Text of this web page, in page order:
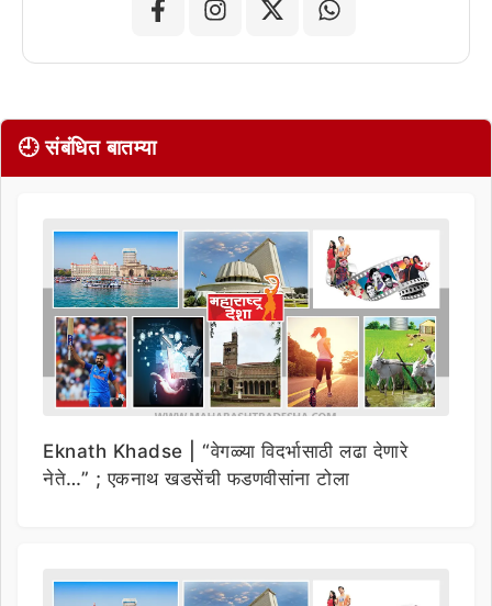
🕘 संबंधित बातम्या
Eknath Khadse | “वेगळ्या विदर्भासाठी लढा देणारे
नेते…” ; एकनाथ खडसेंची फडणवीसांना टोला